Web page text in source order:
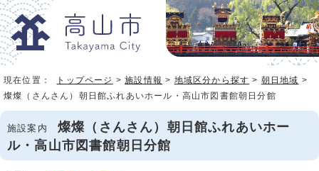
現在位置： トップページ >施設情報 > 地域区分から探す > 朝日地域 >
燦燦（さんさん）朝日館ふれあいホール・高山市図書館朝日分館
施設案内 燦燦（さんさん）朝日館ふれあいホー
ル・高山市図書館朝日分館